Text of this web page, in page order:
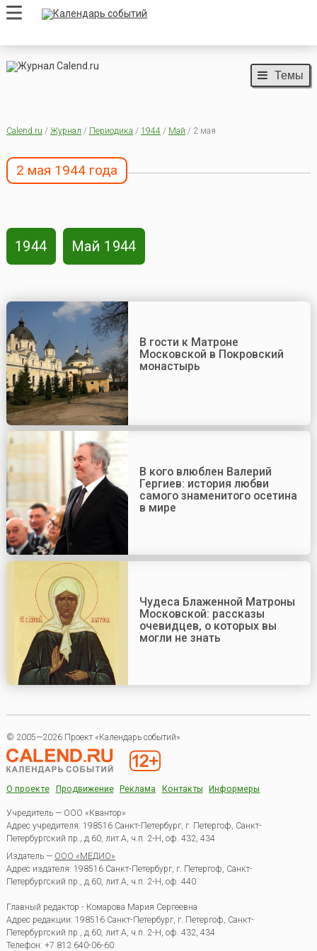
Темы
Calend.ru / Журнал / Периодика / 1944/ Май / 2 мая
2 мая 1944 года
1944 Май 1944
В гости к Матроне
Московской в Покровский
монастырь
В кого влюблен Валерий
Гергиев: история любви
самого знаменитого осетина
в мире
Чудеса Блаженной Матроны
Московской: рассказы
очевидцев, о которых вы
могли не знать
© 2005—2026 Проект «Календарь событий»
О проекте Продвижение Реклама Контакты Информеры
Учредитель — ООО «Квантор»
Адрес учредителя: 198516 Санкт-Петербург, г. Петергоф, Санкт-
Петербургский пр., д.60, лит.А, ч.п. 2-Н, оф. 432, 434
Издатель — ООО «МЕДИО»
Адрес издателя: 198516 Санкт-Петербург, г. Петергоф, Санкт-
Петербургский пр., д.60, лит.А, ч.п. 2-Н, оф. 440
Главный редактор - Комарова Мария Сергеевна
Адрес редакции: 198516 Санкт-Петербург, г. Петергоф, Санкт-
Петербургский пр., д.60, лит.А, ч.п. 2-Н, оф. 432, 434
Телефон: +7 812 640-06-60